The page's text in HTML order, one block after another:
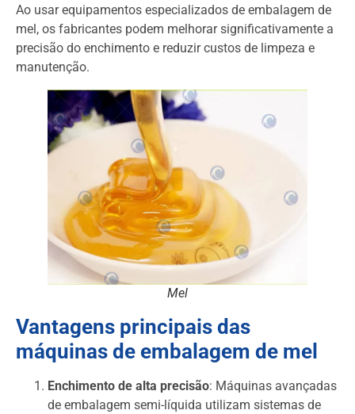
Ao usar equipamentos especializados de embalagem de
mel, os fabricantes podem melhorar significativamente a
precisão do enchimento e reduzir custos de limpeza e
manutenção.
Mel
Vantagens principais das
máquinas de embalagem de mel
Enchimento de alta precisão: Máquinas avançadas
de embalagem semi-líquida utilizam sistemas de